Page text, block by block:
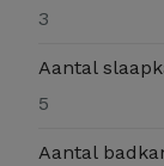
3
Aantal
5
Aantal